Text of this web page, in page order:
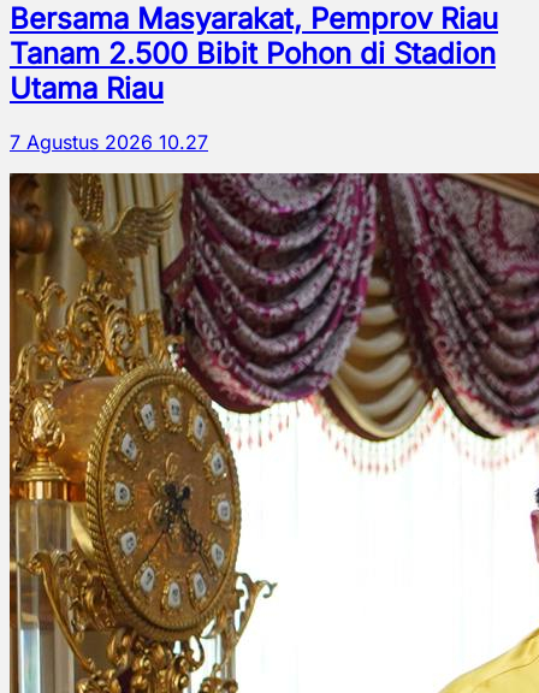
Bersama Masyarakat, Pemprov Riau
Tanam 2.500 Bibit Pohon di Stadion
Utama Riau
7 Agustus 2026 10.27